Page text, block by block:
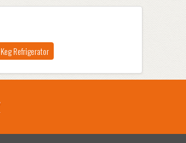
Keg Refrigerator